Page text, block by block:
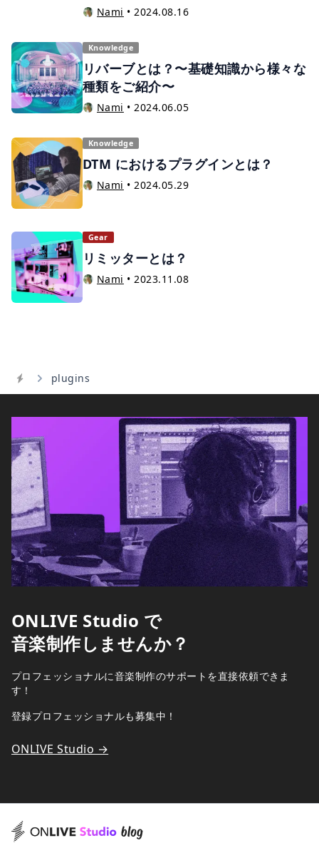
Nami •2024.08.16
Knowledge
リバーブとは？〜基礎知識から様々な
種類をご紹介〜
Nami •2024.06.05
Knowledge
DTM におけるプラグインとは？
Nami •2024.05.29
Gear
リミッターとは？
Nami •2023.11.08
plugins
ONLIVE Studio で
音楽制作しませんか？
プロフェッショナルに音楽制作のサポートを直接依頼できま
す！
登録プロフェッショナルも募集中！
ONLIVE Studio →